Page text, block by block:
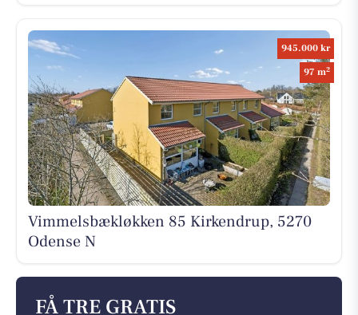
945.000 kr
97 m2
Vimmelsbækløkken 85 Kirkendrup, 5270
Odense N
FÅ TRE GRATIS